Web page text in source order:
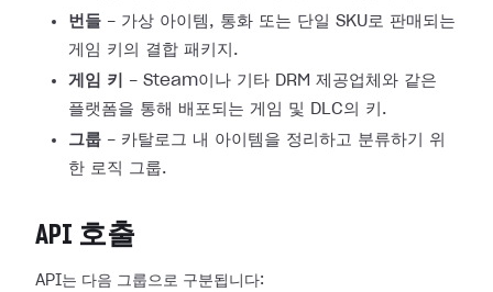
번들 - 가상 아이템, 통화 또는 단일 SKU로 판매되는
게임 키의 결합 패키지.
게임 키
- Steam이나 기타 DRM 제공업체와 같은
플랫폼을 통해 배포되는 게임 및 DLC의 키.
그룹 - 카탈로그 내 아이템을 정리하고 분류하기 위
한 로직 그룹.
API 호출
API는 다음 그룹으로 구분됩니다: